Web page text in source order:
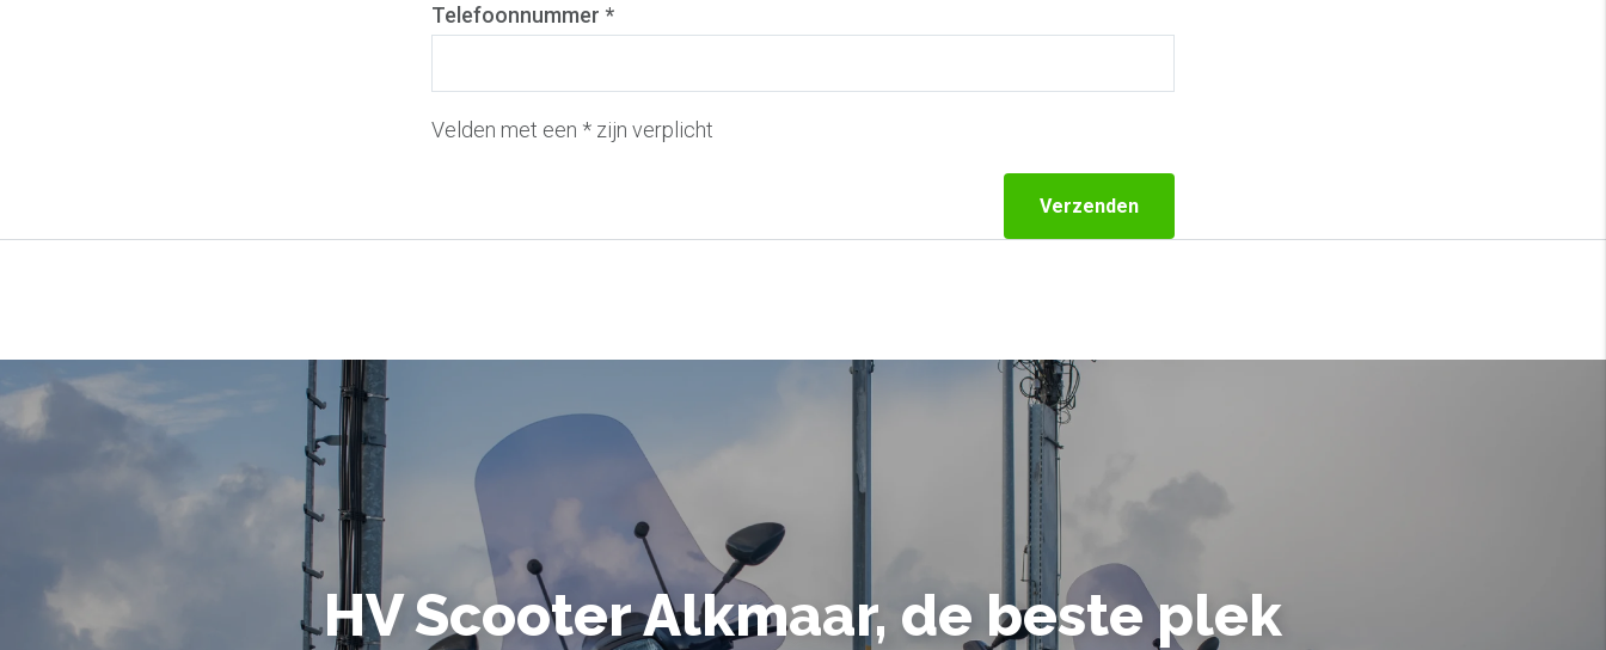
Telefoonnummer *
Velden met een * zijn verplicht
Verzenden
HV Scooter Alkmaar, de beste plek